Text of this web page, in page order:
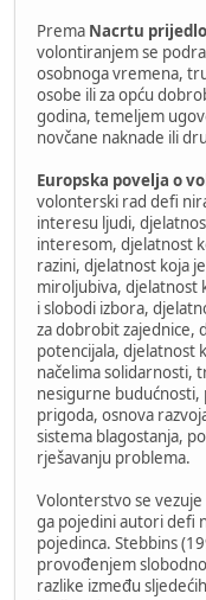
Prema Nacrtu
volontiranjem se
osobnoga vremena,
osobe ili za opću
godina, temeljem
novčane naknade ili
Europska povelja o
volonterski rad deﬁ
interesu ljudi,
interesom, djelatnost
razini, djelatnost koja
miroljubiva, djelatnost
i slobodi izbora,
za dobrobit zajednice,
potencijala, djelatnost
načelima solidarnosti,
nesigurne budućnosti,
prigoda, osnova
sistema blagostanja,
rješavanju problema.
Volonterstvo se
ga pojedini autori deﬁ
pojedinca. Stebbins
provođenjem
razlike između